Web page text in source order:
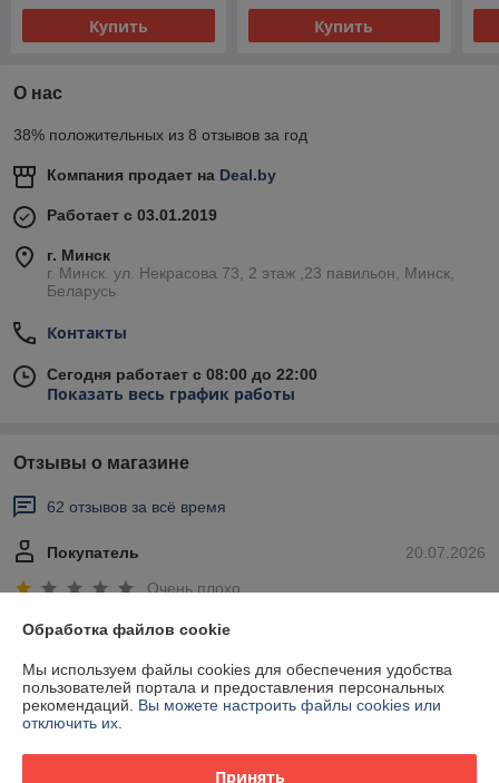
Купить Купить
О нас
38% положительных из 8 отзывов за год
Компания продает на Deal.by
Работает с 03.01.2019
г. Минск
г. Минск. ул. Некрасова 73, 2 этаж ,23 павильон, Минск,
Беларусь
Контакты
Сегодня работает с 08:00 до 22:00
Показать весь график работы
Отзывы о магазине
62 отзывов за всё время
20.07.2026
Покупатель
Очень плохо
Заказ принят, товар якобы в наличии, за неделю никто не связался.
19.07.2026
Покупатель
Обработка файлов cookie
Мы используем файлы cookies для обеспечения удобства
пользователей портала и предоставления персональных
рекомендаций. Вы можете настроить файлы cookies или
отключить их.
Принять